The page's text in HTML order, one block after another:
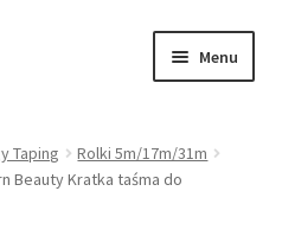
Menu
Taping
Rolki 5m/17m/31m
Beauty Kratka taśma do